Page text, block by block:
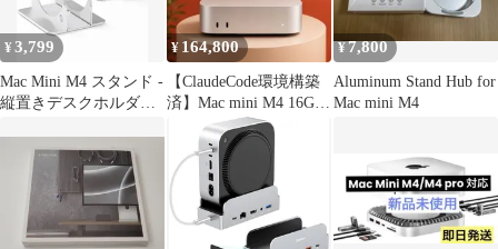
Magicキーボード/マウ
c6164893
¥3,799
Mac Mini M4 スタンド -
縦置きデスクホルダ
熱性向上、Mac mini M4
/ M4 Pro 対応
¥ 164,800
【ClaudeCode環境構築
済】Mac mini M4 16GB
256GB
¥7,800
Aluminum Stand Hub for
Mac mini M4